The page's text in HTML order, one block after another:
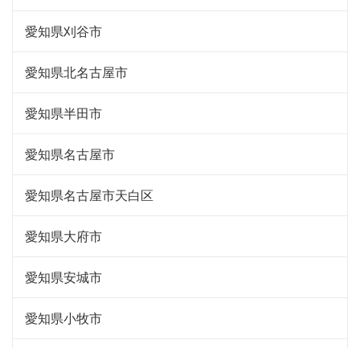
愛知県刈谷市
愛知県北名古屋市
愛知県半田市
愛知県名古屋市
愛知県名古屋市天白区
愛知県大府市
愛知県安城市
愛知県小牧市